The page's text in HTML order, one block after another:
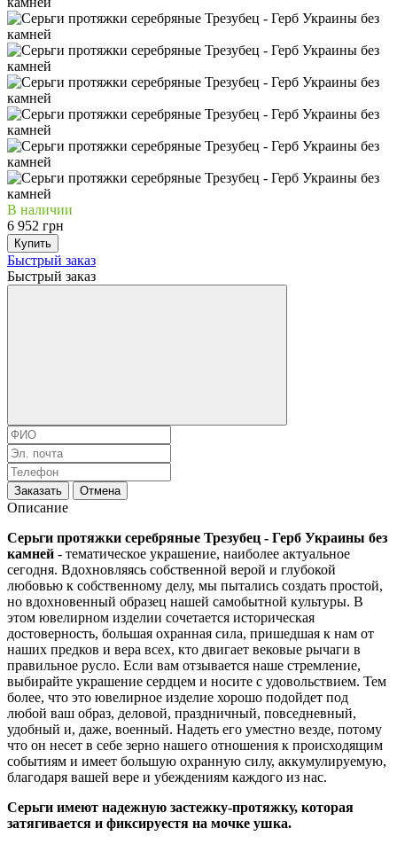
В наличии
6 952 грн
Купить
Быстрый заказ
Быстрый заказ
Заказать Отмена
Описание
Серьги протяжки серебряные Трезубец - Герб Украины без
камней - тематическое украшение, наиболее актуальное
сегодня. Вдохновляясь собственной верой и глубокой
любовью к собственному делу, мы пытались создать простой,
но вдохновенный образец нашей самобытной культуры. В
этом ювелирном изделии сочетается историческая
достоверность, большая охранная сила, пришедшая к нам от
наших предков и вера всех, кто двигает вековые рычаги в
правильное русло. Если вам отзывается наше стремление,
выбирайте украшение сердцем и носите с удовольствием. Тем
более, что это ювелирное изделие хорошо подойдет под
любой ваш образ, деловой, праздничный, повседневный,
удобный и, даже, военный. Надеть его уместно везде, потому
что он несет в себе зерно нашего отношения к происходящим
событиям и имеет большую охранную силу, аккумулируемую,
благодаря вашей вере и убеждениям каждого из нас.
Серьги имеют надежную застежку-протяжку, которая
затягивается и фиксируестя на мочке ушка.